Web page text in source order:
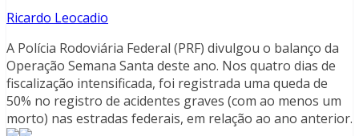
Ricardo Leocadio
A Polícia Rodoviária Federal (PRF) divulgou o balanço da
Operação Semana Santa deste ano. Nos quatro dias de
fiscalização intensificada, foi registrada uma queda de
50% no registro de acidentes graves (com ao menos um
morto) nas estradas federais, em relação ao ano anterior.